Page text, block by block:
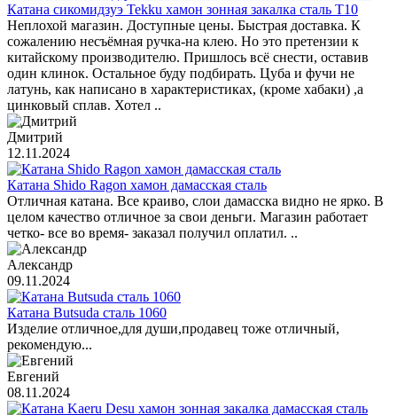
Катана сикомидзуэ Tekku хамон зонная закалка сталь T10
Неплохой магазин. Доступные цены. Быстрая доставка. К
сожалению несъёмная ручка-на клею. Но это претензии к
китайскому производителю. Пришлось всё снести, оставив
один клинок. Остальное буду подбирать. Цуба и фучи не
латунь, как написано в характеристиках, (кроме хабаки) ,а
цинковый сплав. Хотел ..
Дмитрий
12.11.2024
Катана Shido Ragon хамон дамасская сталь
Отличная катана. Все краиво, слои дамасска видно не ярко. В
целом качество отличное за свои деньги. Магазин работает
четко- все во время- заказал получил оплатил. ..
Александр
09.11.2024
Катана Butsuda сталь 1060
Изделие отличное,для души,продавец тоже отличный,
рекомендую...
Евгений
08.11.2024